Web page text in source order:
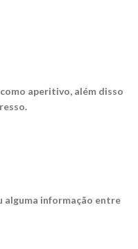
aperitivo, além disso
alguma informação entre